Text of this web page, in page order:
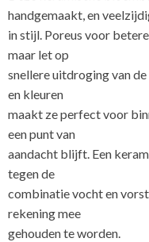
handgemaakt, en
in stijl. Poreus voor
maar let op
snellere uitdroging van
en kleuren
maakt ze perfect voor
een punt van
aandacht blijft. Een
tegen de
combinatie vocht en
rekening mee
gehouden te worden.